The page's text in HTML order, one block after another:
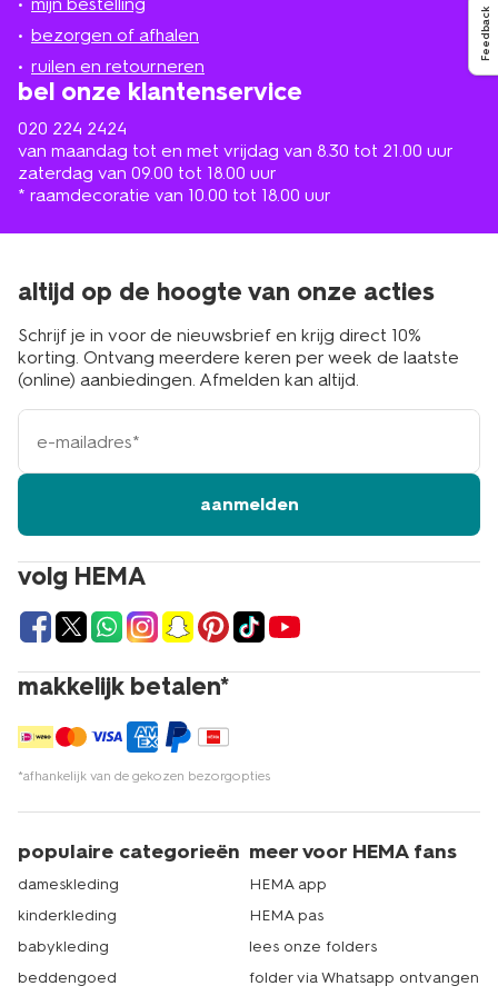
Feedback
bezorgen of afhalen
ruilen en retourneren
bel onze klantenservice
020 224 2424
van maandag tot en met vrijdag van 8.30 tot 21.00 uur
zaterdag van 09.00 tot 18.00 uur
* raamdecoratie van 10.00 tot 18.00 uur
in
de
buurt
volg HEMA
makkelijk betalen*
*afhankelijk van de gekozen bezorgopties
altijd op de hoogte van onze acties
Schrijf je in voor de nieuwsbrief en krijg direct 10%
korting. Ontvang meerdere keren per week de laatste
(online) aanbiedingen. Afmelden kan altijd.
e-
mailadres
aanmelden
populaire categorieën
dameskleding
kinderkleding
babykleding
beddengoed
meer voor HEMA fans
HEMA app
HEMA pas
lees onze folders
folder via Whatsapp ontvangen